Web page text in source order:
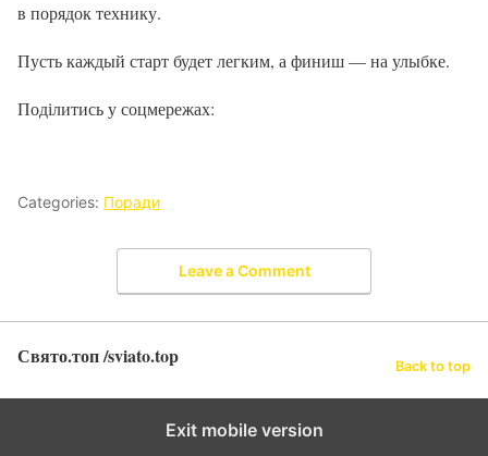
в порядок технику.
Пусть каждый старт будет легким, а финиш — на улыбке.
Поділитись у соцмережах:
Categories: Поради
Leave a Comment
Свято.топ /sviato.top Back to top
Exit mobile version